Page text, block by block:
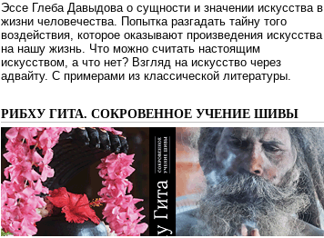
Эссе Глеба Давыдова о сущности и значении искусства в
жизни человечества. Попытка разгадать тайну того
воздействия, которое оказывают произведения искусства
на нашу жизнь. Что можно считать настоящим
искусством, а что нет? Взгляд на искусство через
адвайту. С примерами из классической литературы.
РИБХУ ГИТА. СОКРОВЕННОЕ УЧЕНИЕ ШИВЫ